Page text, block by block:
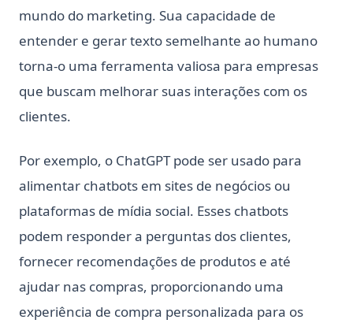
mundo do marketing. Sua capacidade de
entender e gerar texto semelhante ao humano
torna-o uma ferramenta valiosa para empresas
que buscam melhorar suas interações com os
clientes.
Por exemplo, o ChatGPT pode ser usado para
alimentar chatbots em sites de negócios ou
plataformas de mídia social. Esses chatbots
podem responder a perguntas dos clientes,
fornecer recomendações de produtos e até
ajudar nas compras, proporcionando uma
experiência de compra personalizada para os